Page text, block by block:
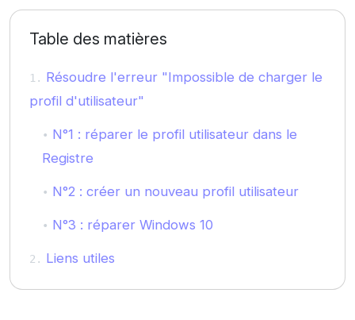
Table des matières
Résoudre l'erreur "Impossible de charger le
profil d'utilisateur"
N°1 : réparer le profil utilisateur dans le
Registre
N°2 : créer un nouveau profil utilisateur
N°3 : réparer Windows 10
Liens utiles